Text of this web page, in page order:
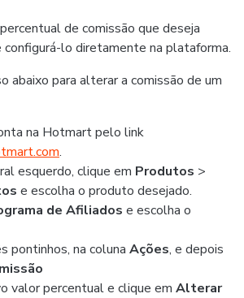
de comissão que deseja
configurá-lo diretamente na plataforma.
abaixo para alterar a comissão de um
na Hotmart pelo link
.
esquerdo, clique em Produtos >
e escolha o produto desejado.
de Afiliados e escolha o
pontinhos, na coluna Ações, e depois
valor percentual e clique em Alterar